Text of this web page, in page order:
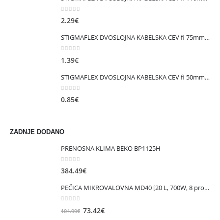
0 out of 5
2.29€
STIGMAFLEX DVOSLOJNA KABELSKA CEV fi 75mm , kolut 50 m, cena za tekoči meter
1.39€
STIGMAFLEX DVOSLOJNA KABELSKA CEV fi 50mm , kolut 50 m, cena za tekoči meter
0 out of 5
0.85€
ZADNJE DODANO
PRENOSNA KLIMA BEKO BP1125H
0out of 5
384.49€
PEČICA MIKROVALOVNA MD40 [20 L, 700W, 8 prog., bela ]
104.99€ Izvirna
73.42€Trenutna